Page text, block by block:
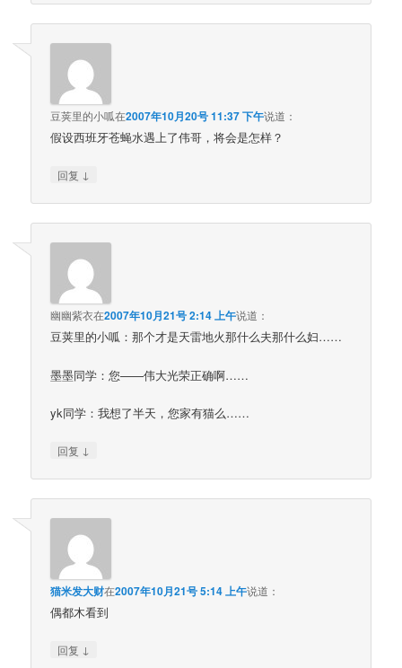
豆荚里的小呱在2007年10月20号 11:37 下午说道：
假设西班牙苍蝇水遇上了伟哥，将会是怎样？
回复 ↓
幽幽紫衣在2007年10月21号 2:14 上午说道：
豆荚里的小呱：那个才是天雷地火那什么夫那什么妇……
墨墨同学：您——伟大光荣正确啊……
yk同学：我想了半天，您家有猫么……
回复 ↓
猫米发大财在2007年10月21号 5:14 上午说道：
偶都木看到
回复 ↓